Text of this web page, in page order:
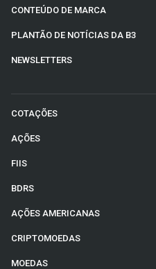
CONTEÚDO DE MARCA
PLANTÃO DE NOTÍCIAS DA B3
NEWSLETTERS
COTAÇÕES
AÇÕES
FIIS
BDRS
AÇÕES AMERICANAS
CRIPTOMOEDAS
MOEDAS